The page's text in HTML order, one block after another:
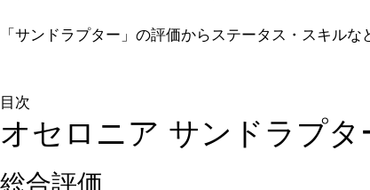
「サンドラプター」の評価からステータス・スキルな
目次
オセロニア サンドラプタ
総合評価